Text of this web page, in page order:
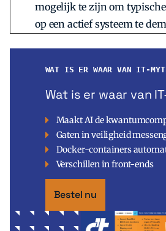
mogelijk te zijn om
op een actief systeem te
WAT IS ER WAAR VAN IT-
Wat is er waar van
Maakt AI de
Gaten in veiligheid
Docker-containers
Verschillen in front-ends
Bestel nu